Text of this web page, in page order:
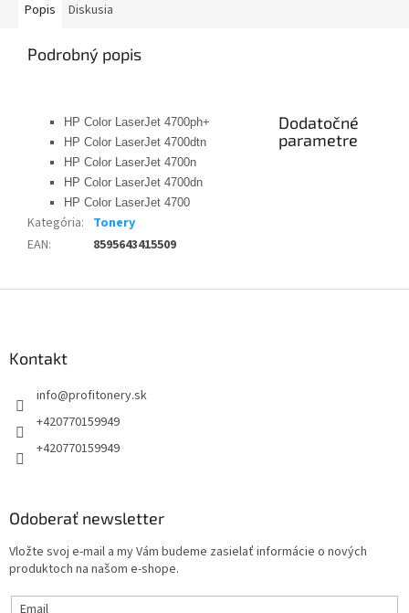
Popis Diskusia
Podrobný popis
HP Color LaserJet 4700ph+
HP Color LaserJet 4700dtn
HP Color LaserJet 4700n
HP Color LaserJet 4700dn
HP Color LaserJet 4700
Dodatočné
parametre
Kategória: Tonery
EAN: 8595643415509
Kontakt
info@profitonery.sk
+420770159949
+420770159949
Odoberať newsletter
Vložte svoj e-mail a my Vám budeme zasielať informácie o nových
produktoch na našom e-shope.